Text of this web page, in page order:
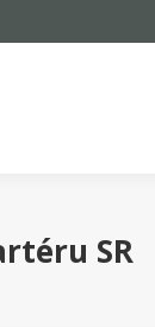
SR